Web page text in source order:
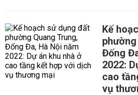
Kế
Đống
2022:
cao
vụ